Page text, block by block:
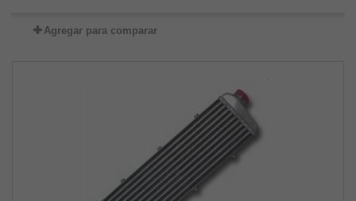
Agregar para comparar